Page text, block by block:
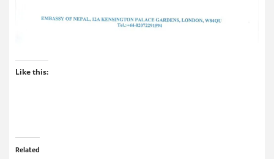
Like this:
Related